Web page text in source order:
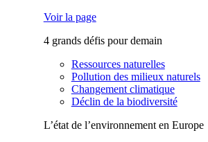
Voir la page
4 grands défis pour demain
Ressources naturelles
Pollution des milieux naturels
Changement climatique
Déclin de la biodiversité
L’état de l’environnement en Europe